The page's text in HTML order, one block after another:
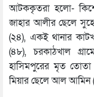
আটককৃতরা হলো-
জাহার আলীর ছেলে
(২৪), একই থানার
(৪৮), চরকাঠখাল
হাসিমপুরের মৃত
মিয়ার ছেলে আল আমিন